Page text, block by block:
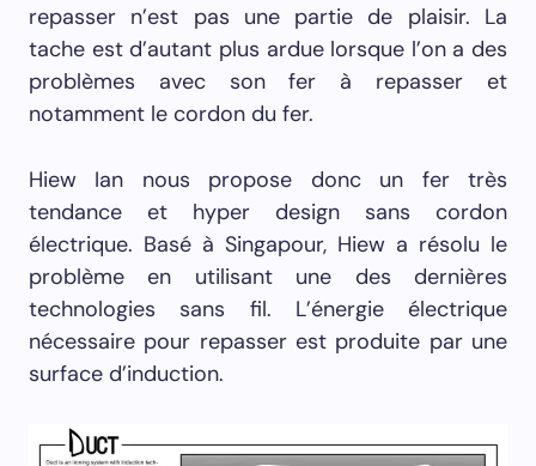
repasser n’est pas une partie de plaisir. La
tache est d’autant plus ardue lorsque l’on a des
problèmes avec son fer à repasser et
notamment le cordon du fer.
Hiew Ian nous propose donc un fer très
tendance et hyper design sans cordon
électrique. Basé à Singapour, Hiew a résolu le
problème en utilisant une des dernières
technologies sans fil. L’énergie électrique
nécessaire pour repasser est produite par une
surface d’induction.